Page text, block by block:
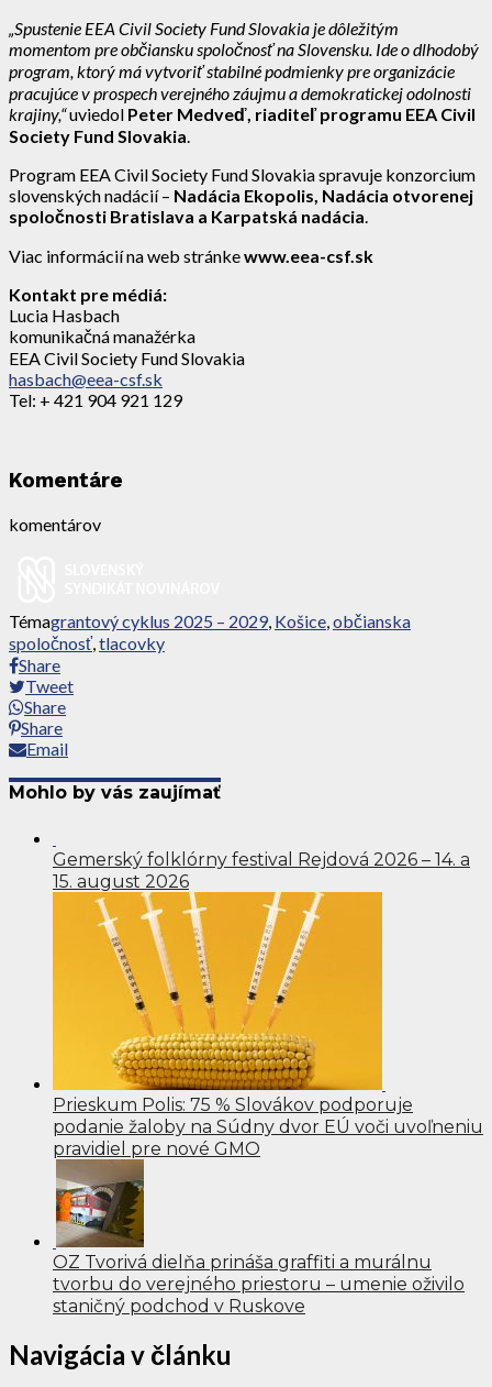
„Spustenie EEA Civil Society Fund Slovakia je dôležitým
momentom pre občiansku spoločnosť na Slovensku. Ide o dlhodobý
program, ktorý má vytvoriť stabilné podmienky pre organizácie
pracujúce v prospech verejného záujmu a demokratickej odolnosti
krajiny,“uviedol Peter Medveď, riaditeľ programu EEA Civil
Society Fund Slovakia
Program EEA Civil Society Fund Slovakia spravuje konzorcium
slovenských nadácií – Nadácia Ekopolis, Nadácia otvorenej
spoločnosti Bratislava a Karpatská nadácia
Viac informácií na web stránkewww.eea-csf.sk
Kontakt pre médiá:
Lucia Hasbach
komunikačná manažérka
EEA Civil Society Fund Slovakia
hasbach@eea-csf.sk
Tel: + 421 904 921 129
Komentáre
komentárov
Témagrantový cyklus 2025 – 2029, Košice,občianska
spoločnosť,tlacovky
Share
Tweet
Share
Share
Email
Mohlo by vás zaujímať
Gemerský folklórny festival Rejdová 2026 – 14. a
15. august 2026
Prieskum Polis: 75 % Slovákov podporuje
podanie žaloby na Súdny dvor EÚ voči uvoľneniu
pravidiel pre nové GMO
OZ Tvorivá dielňa prináša graffiti a murálnu
tvorbu do verejného priestoru – umenie oživilo
staničný podchod v Ruskove
Navigácia v článku